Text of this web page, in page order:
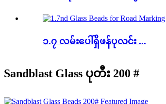
၁.၇ လမ်းပေါ်ရှိဖန်ပုလင်း ...
Sandblast Glass ပုတီး 200 #